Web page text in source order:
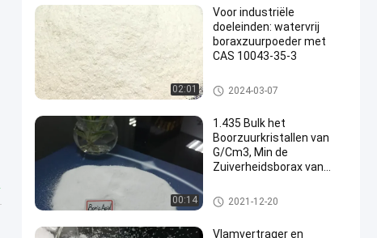
02:01
Voor industriële
doeleinden: watervrij
boraxzuurpoeder met
CAS 10043-35-3
Borax Zuur Poeder
2024-03-07
00:14
1.435 Bulk het
Boorzuurkristallen van
G/Cm3, Min de
Zuiverheidsborax van
Borax Zuur Poeder
2021-12-20
Vlamvertrager en